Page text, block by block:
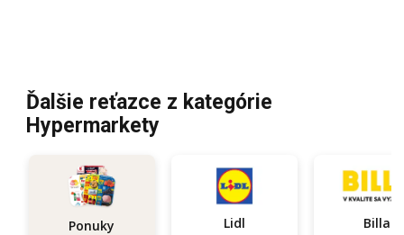
Ďalšie reťazce z kategórie
Hypermarkety
Ponuky Lidl Billa